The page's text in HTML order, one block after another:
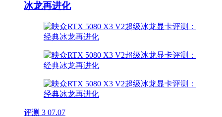
冰龙再进化
评测 3 07.07